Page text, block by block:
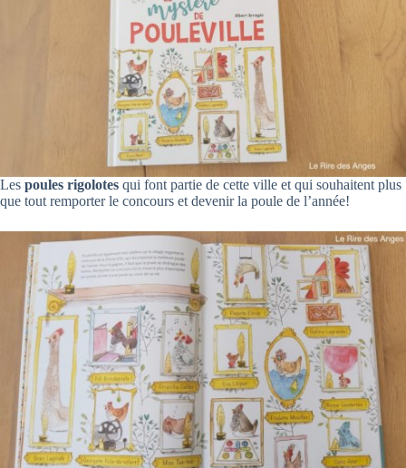
Les poules rigolotes qui font partie de cette ville et qui souhaitent plus
que tout remporter le concours et devenir la poule de l’année!